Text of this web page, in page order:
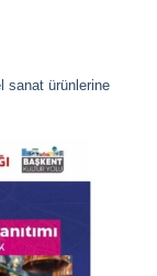
sanat ürünlerine